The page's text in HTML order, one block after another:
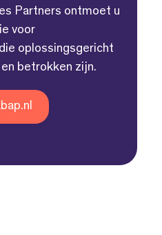
Partners ontmoet u
voor
oplossingsgericht
betrokken zijn.